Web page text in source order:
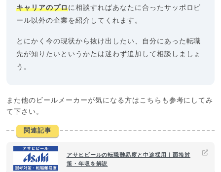
キャリアのプロに相談すればあなたに合ったサッポロビ
ール以外の企業を紹介してくれます。
とにかく今の現状から抜け出したい、自分にあった転職
先が知りたいというかたは迷わず追加して相談しましょ
う。
また他のビールメーカーが気になる方はこちらも参考にしてみ
て下さい。
関連記事
アサヒビールの転職難易度と中途採用｜面接対
策・年収を解説